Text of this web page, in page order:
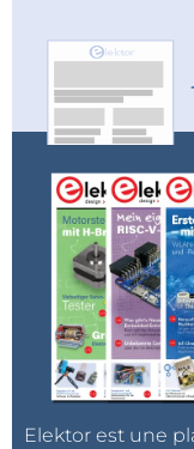
Un livre unique
l'intelligence
Elektor est une